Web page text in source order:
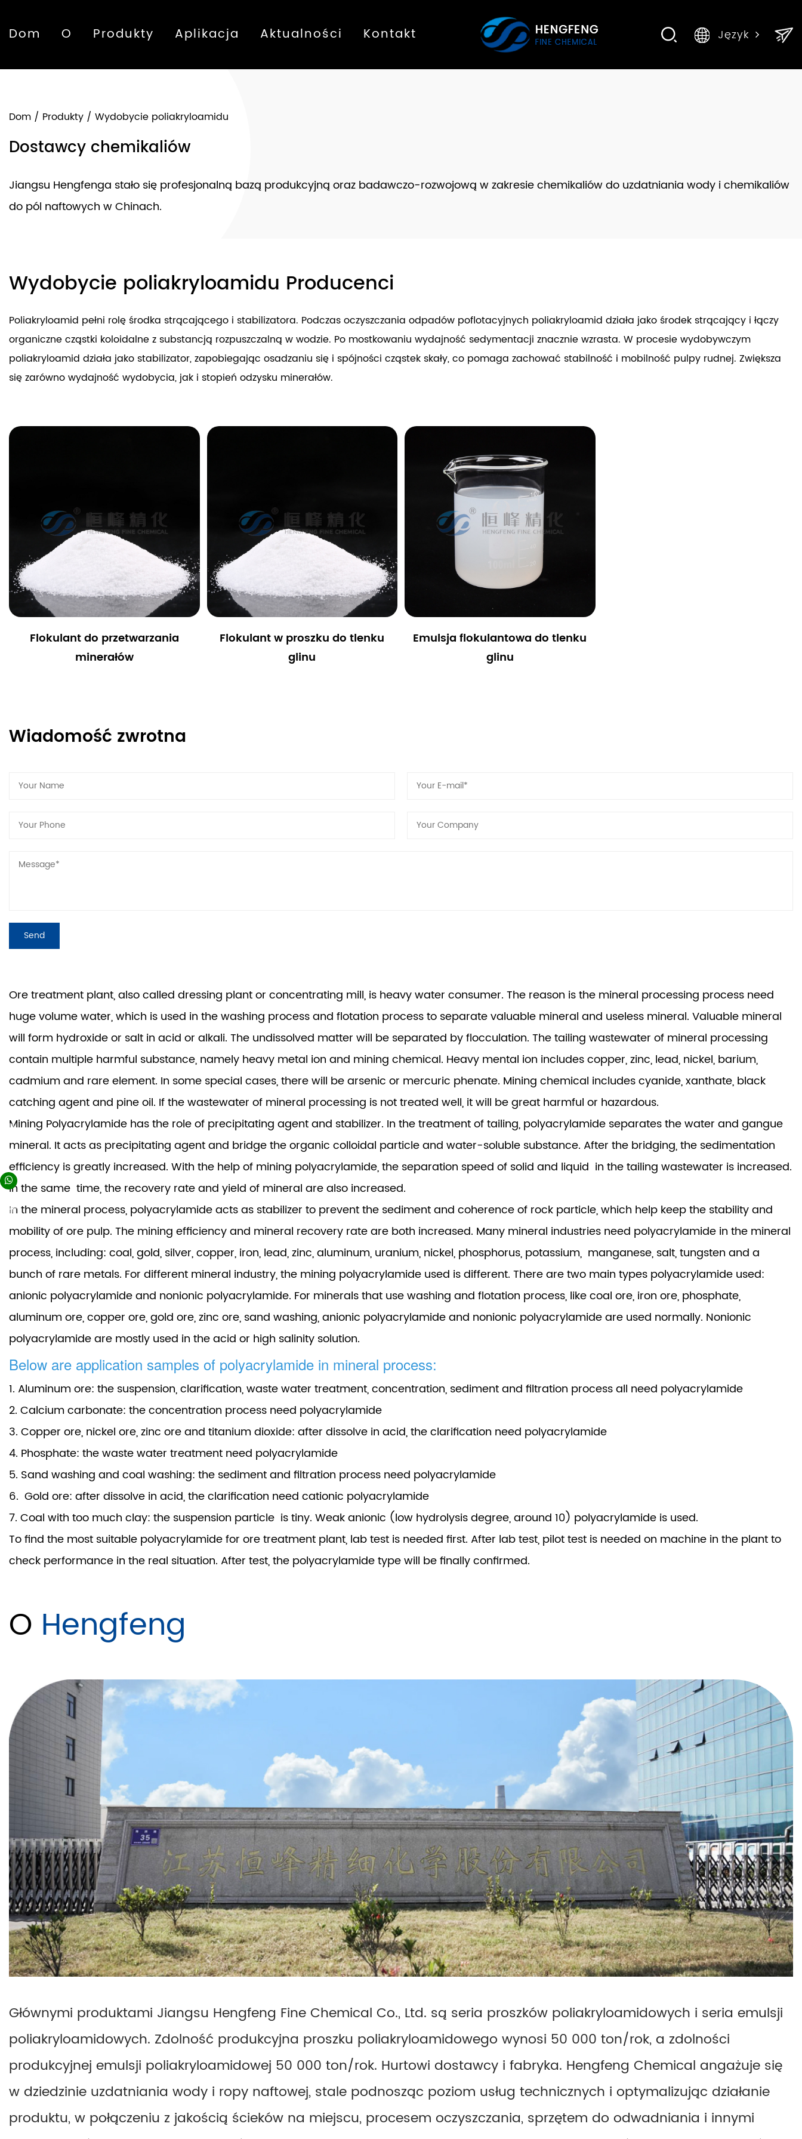
Dom O Produkty Aplikacja Aktualności Kontakt Język
Dom / Produkty / Wydobycie poliakryloamidu
Dostawcy chemikaliów
Jiangsu Hengfenga stało się profesjonalną bazą produkcyjną oraz badawczo-rozwojową w zakresie chemikaliów do uzdatniania wody i chemikaliów
do pól naftowych w Chinach.
Wydobycie poliakryloamidu Producenci
Poliakryloamid pełni rolę środka strącającego i stabilizatora. Podczas oczyszczania odpadów poflotacyjnych poliakryloamid działa jako środek strącający i łączy
organiczne cząstki koloidalne z substancją rozpuszczalną w wodzie. Po mostkowaniu wydajność sedymentacji znacznie wzrasta. W procesie wydobywczym
poliakryloamid działa jako stabilizator, zapobiegając osadzaniu się i spójności cząstek skały, co pomaga zachować stabilność i mobilność pulpy rudnej. Zwiększa
się zarówno wydajność wydobycia, jak i stopień odzysku minerałów.
Flokulant do przetwarzania
minerałów
Flokulant w proszku do tlenku
glinu
Emulsja flokulantowa do tlenku
glinu
Wiadomość zwrotna
Ore treatment plant, also called dressing plant or concentrating mill, is heavy water consumer. The reason is the mineral processing process need
huge volume water, which is used in the washing process and flotation process to separate valuable mineral and useless mineral. Valuable mineral
will form hydroxide or salt in acid or alkali. The undissolved matter will be separated by flocculation. The tailing wastewater of mineral processing
contain multiple harmful substance, namely heavy metal ion and mining chemical. Heavy mental ion includes copper, zinc, lead, nickel, barium,
cadmium and rare element. In some special cases, there will be arsenic or mercuric phenate. Mining chemical includes cyanide, xanthate, black
catching agent and pine oil. If the wastewater of mineral processing is not treated well, it will be great harmful or hazardous.
Mining Polyacrylamide has the role of precipitating agent and stabilizer. In the treatment of tailing, polyacrylamide separates the water and gangue
mineral. It acts as precipitating agent and bridge the organic colloidal particle and water-soluble substance. After the bridging, the sedimentation
efficiency is greatly increased. With the help of mining polyacrylamide, the separation speed of solid and liquid in the tailing wastewater is increased.
In the same time, the recovery rate and yield of mineral are also increased.
In the mineral process, polyacrylamide acts as stabilizer to prevent the sediment and coherence of rock particle, which help keep the stability and
mobility of ore pulp. The mining efficiency and mineral recovery rate are both increased. Many mineral industries need polyacrylamide in the mineral
process, including: coal, gold, silver, copper, iron, lead, zinc, aluminum, uranium, nickel, phosphorus, potassium, manganese, salt, tungsten and a
bunch of rare metals. For different mineral industry, the mining polyacrylamide used is different. There are two main types polyacrylamide used:
anionic polyacrylamide and nonionic polyacrylamide. For minerals that use washing and flotation process, like coal ore, iron ore, phosphate,
aluminum ore, copper ore, gold ore, zinc ore, sand washing, anionic polyacrylamide and nonionic polyacrylamide are used normally. Nonionic
polyacrylamide are mostly used in the acid or high salinity solution.
Below are application samples of polyacrylamide in mineral process:
1. Aluminum ore: the suspension, clarification, waste water treatment, concentration, sediment and filtration process all need polyacrylamide
2. Calcium carbonate: the concentration process need polyacrylamide
3. Copper ore, nickel ore, zinc ore and titanium dioxide: after dissolve in acid, the clarification need polyacrylamide
4. Phosphate: the waste water treatment need polyacrylamide
5. Sand washing and coal washing: the sediment and filtration process need polyacrylamide
6. Gold ore: after dissolve in acid, the clarification need cationic polyacrylamide
7. Coal with too much clay: the suspension particle is tiny. Weak anionic (low hydrolysis degree, around 10) polyacrylamide is used.
To find the most suitable polyacrylamide for ore treatment plant, lab test is needed first. After lab test, pilot test is needed on machine in the plant to
check performance in the real situation. After test, the polyacrylamide type will be finally confirmed.
O Hengfeng
Głównymi produktami Jiangsu Hengfeng Fine Chemical Co., Ltd. są seria proszków poliakryloamidowych i seria emulsji
poliakryloamidowych. Zdolność produkcyjna proszku poliakryloamidowego wynosi 50 000 ton/rok, a zdolności
produkcyjnej emulsji poliakryloamidowej 50 000 ton/rok. Hurtowi dostawcy i fabryka. Hengfeng Chemical angażuje się
w dziedzinie uzdatniania wody i ropy naftowej, stale podnosząc poziom usług technicznych i optymalizując działanie
produktu, w połączeniu z jakością ścieków na miejscu, procesem oczyszczania, sprzętem do odwadniania i innymi